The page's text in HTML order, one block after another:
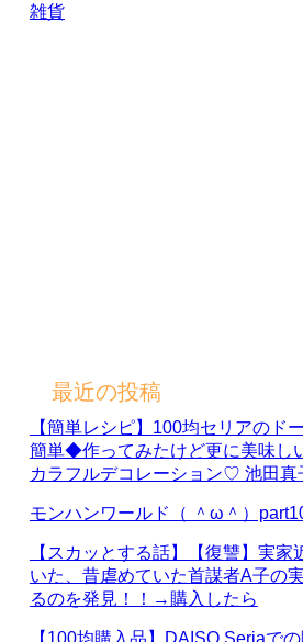
雑貨
最近の投稿
【簡単レシピ】100均セリアのド
簡単◆作ってみたけど更に美味し
カラフルデコレーション♡ 池田真
モンハンワールド（ ＾ω＾）
【スカッとする話】【復讐】実家
いた、昔虐めていた首謀者A子の
るのを発見！！→購入したら
【100均購入品】DAISO Seriaで